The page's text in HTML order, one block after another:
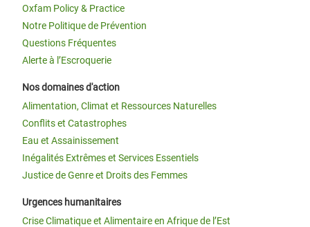
Oxfam Policy & Practice
Notre Politique de Prévention
Questions Fréquentes
Alerte à l’Escroquerie
Nos domaines d'action
Alimentation, Climat et Ressources Naturelles
Conflits et Catastrophes
Eau et Assainissement
Inégalités Extrêmes et Services Essentiels
Justice de Genre et Droits des Femmes
Urgences humanitaires
Crise Climatique et Alimentaire en Afrique de l’Est